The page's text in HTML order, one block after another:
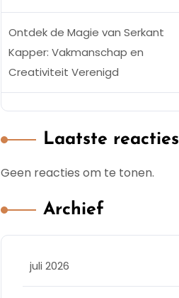
Ontdek de Magie van Serkant
Kapper: Vakmanschap en
Creativiteit Verenigd
Laatste reacties
Geen reacties om te tonen.
Archief
juli 2026